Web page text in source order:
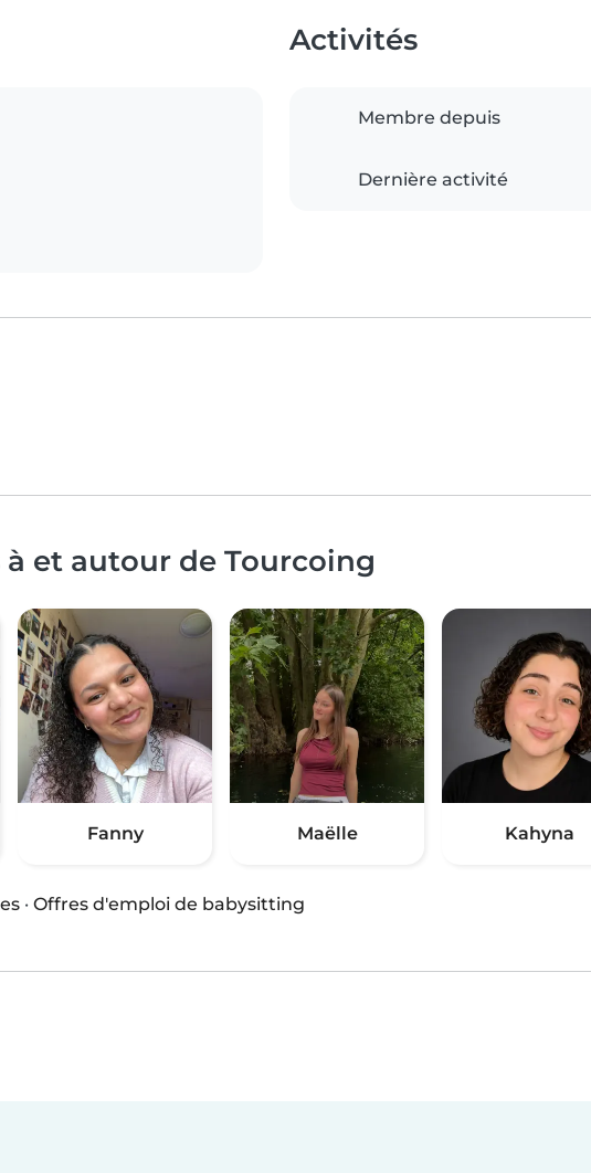
Activités
Membre depuis
Dernière activité
et autour de Tourcoing
Fanny Maëlle Kahyna
· Offres d'emploi de babysitting